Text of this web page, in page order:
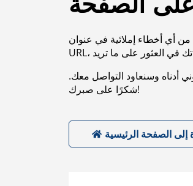
على الصفحة
أي أخطاء إملائية في عنوان
أدناه وسنعاود التواصل معك.
شكرًا على صبرك!
إلى الصفحة الرئيسية